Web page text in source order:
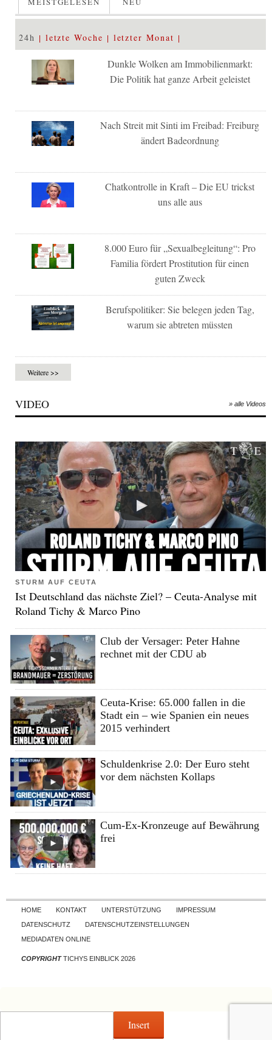
24h letzte Woche letzter Monat
Dunkle Wolken am Immobilienmarkt:
Die Politik hat ganze Arbeit geleistet
Nach Streit mit Sinti im Freibad: Freiburg
ändert Badeordnung
Chatkontrolle in Kraft – Die EU trickst
uns alle aus
8.000 Euro für „Sexualbegleitung“: Pro
Familia fördert Prostitution für einen
guten Zweck
Berufspolitiker: Sie belegen jeden Tag,
warum sie abtreten müssten
Weitere >>
VIDEO » alle Videos
STURM AUF CEUTA
Ist Deutschland das nächste Ziel? – Ceuta-Analyse mit
Roland Tichy & Marco Pino
Club der Versager: Peter Hahne
rechnet mit der CDU ab
Ceuta-Krise: 65.000 fallen in die
Stadt ein – wie Spanien ein neues
2015 verhindert
Schuldenkrise 2.0: Der Euro steht
vor dem nächsten Kollaps
Cum-Ex-Kronzeuge auf Bewährung
frei
Skip to content
HOME KONTAKT UNTERSTÜTZUNG
IMPRESSUM
DATENSCHUTZ
DATENSCHUTZEINSTELLUNGEN
MEDIADATEN ONLINE
COPYRIGHTTICHYS EINBLICK 2026
Insert